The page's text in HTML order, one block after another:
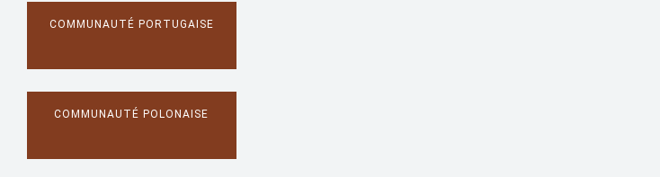
COMMUNAUTÉ PORTUGAISE
COMMUNAUTÉ POLONAISE